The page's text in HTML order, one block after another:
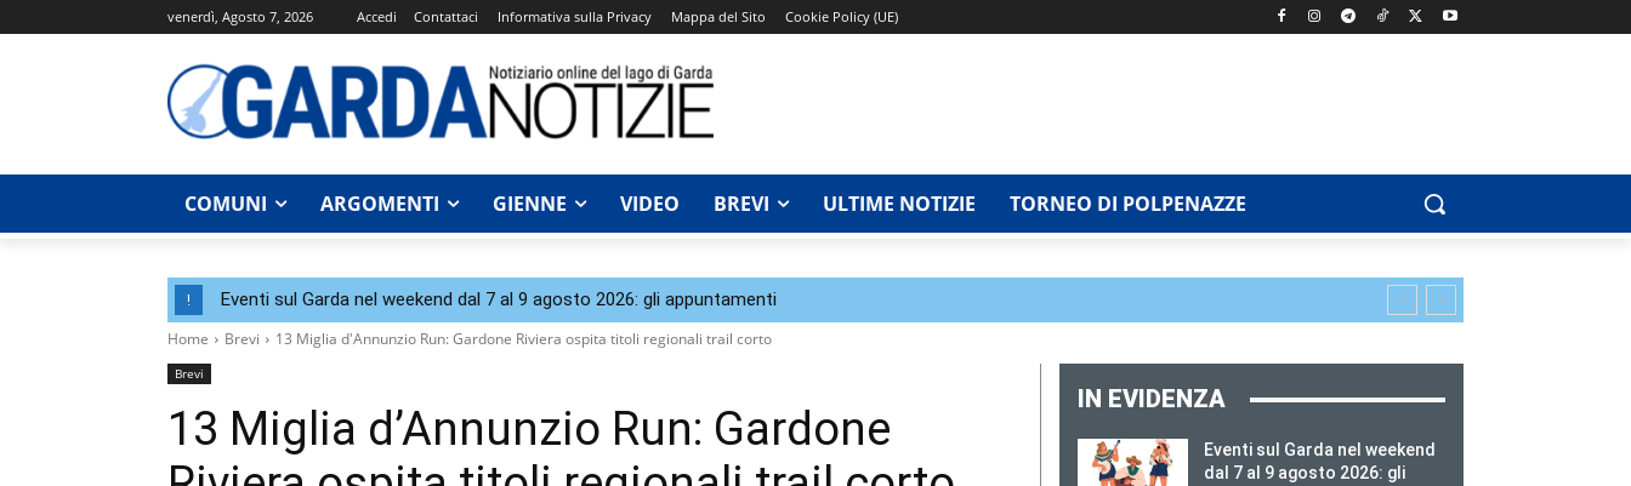
venerdì, Agosto 7, 2026 Accedi Contattaci Informativa sulla Privacy Mappa del Sito Cookie Policy (UE)
COMUNI ARGOMENTI GIENNE VIDEO BREVI ULTIME NOTIZIE TORNEO DI POLPENAZZE
! Eventi sul Garda nel weekend dal 7 al 9 agosto 2026: gli appuntamenti
Home Brevi 13 Miglia d'Annunzio Run: Gardone Riviera ospita titoli regionali trail corto
Brevi
13 Miglia d’Annunzio Run: Gardone
IN EVIDENZA
Eventi sul Garda nel weekend
dal 7 al 9 agosto 2026: gli